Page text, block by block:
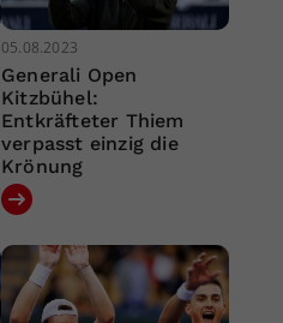
05.08.2023
Generali Open
Kitzbühel:
Entkräfteter Thiem
verpasst einzig die
Krönung